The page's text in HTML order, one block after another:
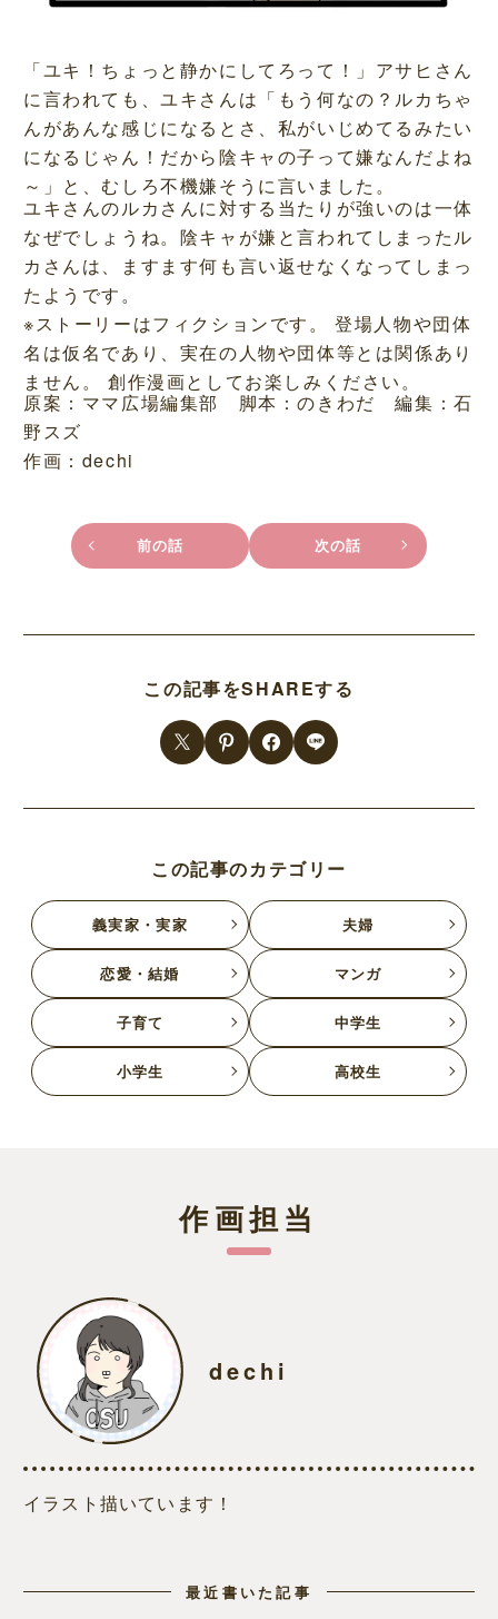
「ユキ！ちょっと静かにしてろって！」アサヒさん
に言われても、ユキさんは「もう何なの？ルカちゃ
んがあんな感じになるとさ、私がいじめてるみたい
になるじゃん！だから陰キャの子って嫌なんだよね
～」と、むしろ不機嫌そうに言いました。
ユキさんのルカさんに対する当たりが強いのは一体
なぜでしょうね。陰キャが嫌と言われてしまったル
カさんは、ますます何も言い返せなくなってしまっ
たようです。
※ストーリーはフィクションです。 登場人物や団体
名は仮名であり、実在の人物や団体等とは関係あり
ません。 創作漫画としてお楽しみください。
原案：ママ広場編集部 脚本：のきわだ 編集：石
野スズ
作画：dechi
前の話 次の話
この記事をSHAREする
この記事のカテゴリー
義実家・実家 夫婦
恋愛・結婚 マンガ
子育て 中学生
小学生 高校生
作画担当
dechi
イラスト描いています！
最近書いた記事